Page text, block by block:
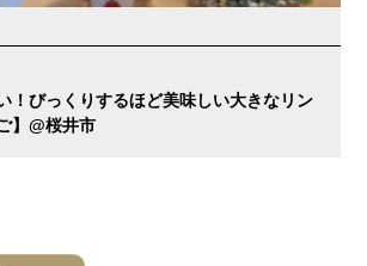
！びっくりするほど美味しい大きなリン
】@桜井市